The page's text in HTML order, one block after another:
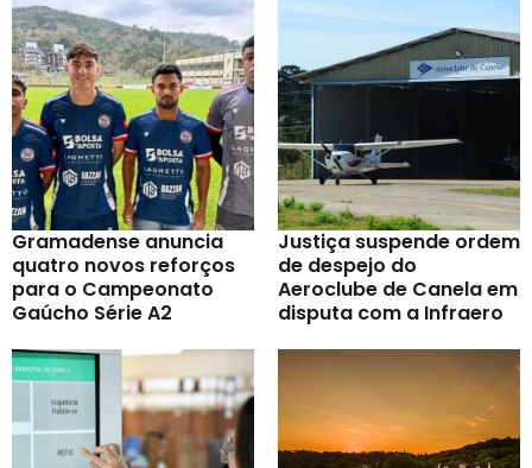
Gramadense anuncia
quatro novos reforços
para o Campeonato
Gaúcho Série A2
Justiça suspende ordem
de despejo do
Aeroclube de Canela em
disputa com a Infraero